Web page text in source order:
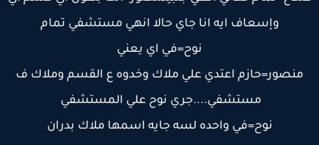
وإسعاف ايه انا جاي حالا انهي مستشفي تمام
نوح=في اي يعني
منصور=حازم اعتدي علي ملاك وخدوه ع القسم وملاك ف
مستشفي....جري نوح علي المستشفي
نوح=في واحده لسه جايه اسمها ملاك بدران